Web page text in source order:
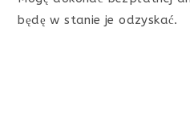
będę w stanie je odzyskać.